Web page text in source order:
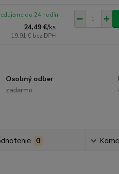
24,49 €/ks
19,91 € bez DPH
do 24 hodín
Osobný odber
zadarmo
0